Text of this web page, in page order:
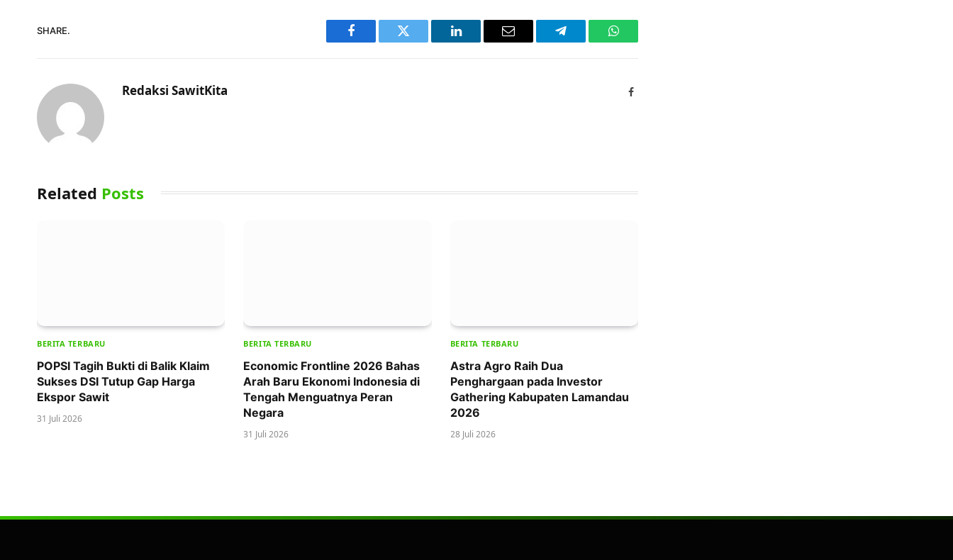
SHARE.
Facebook Twitter LinkedIn Email Telegram WhatsApp
Redaksi SawitKita Facebook
Related Posts
BERITA TERBARU
POPSI Tagih Bukti di Balik Klaim
Sukses DSI Tutup Gap Harga
Ekspor Sawit
31 Juli 2026
BERITA TERBARU
Economic Frontline 2026 Bahas
Arah Baru Ekonomi Indonesia di
Tengah Menguatnya Peran
Negara
31 Juli 2026
BERITA TERBARU
Astra Agro Raih Dua
Penghargaan pada Investor
Gathering Kabupaten Lamandau
2026
28 Juli 2026